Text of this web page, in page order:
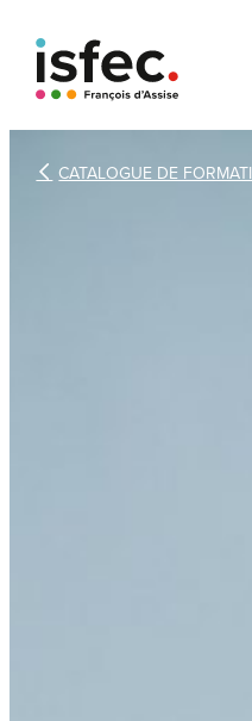
contenu
CATALOGUE DE